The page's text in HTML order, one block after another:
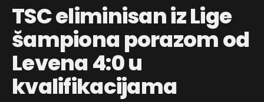
TSC eliminisan iz Lige
šampiona porazom od
Levena 4:0 u
kvalifikacijama